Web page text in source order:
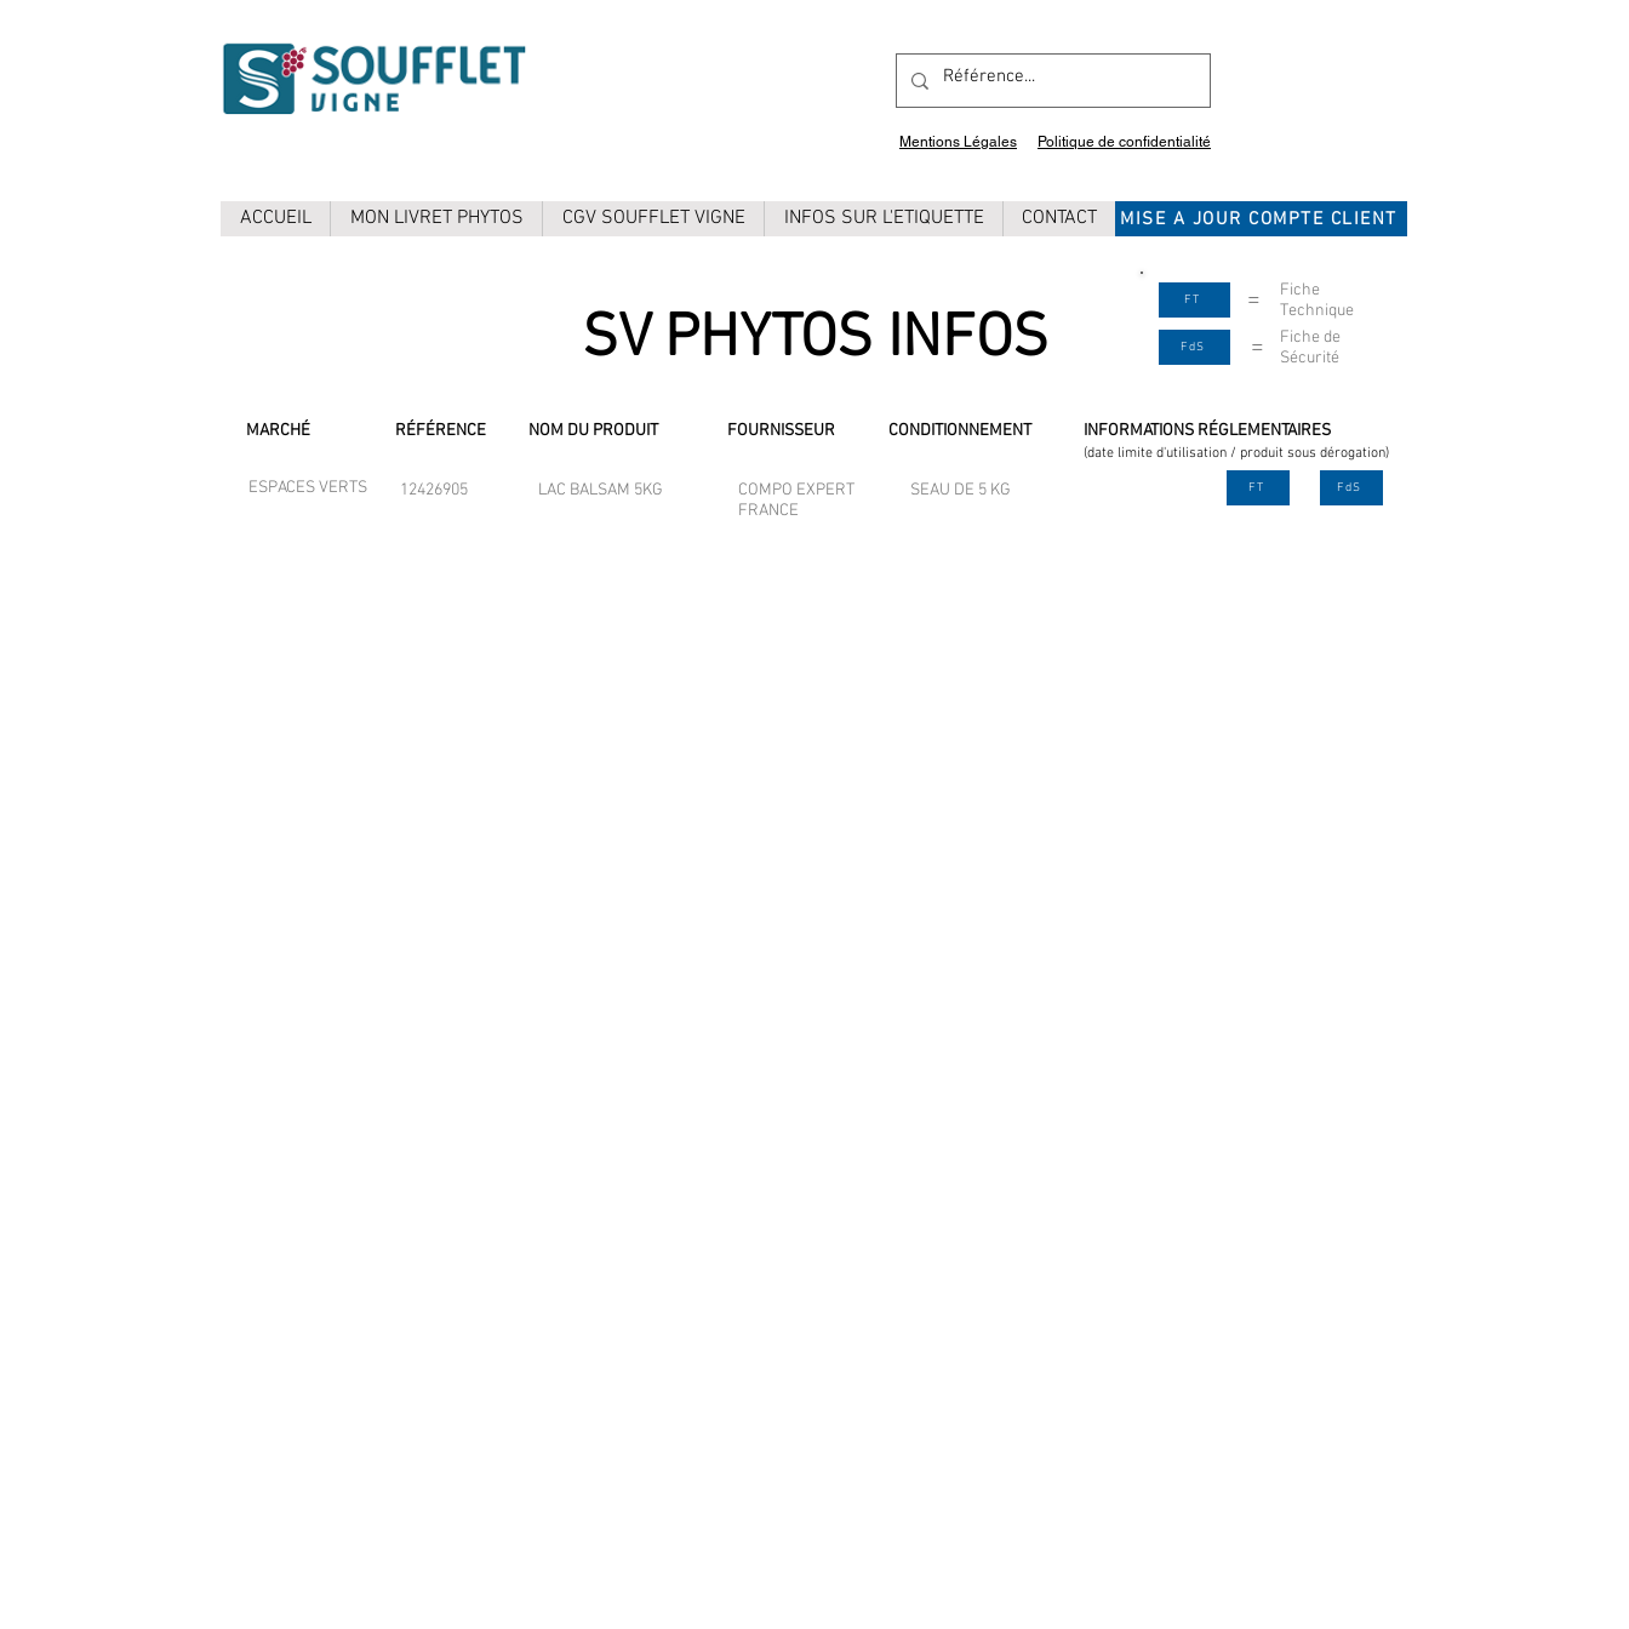
Mentions Légales Politique de confidentialité
ACCUEIL MON LIVRET PHYTOS CGV SOUFFLET VIGNE INFOS SUR L'ETIQUETTE CONTACT MISE A JOUR COMPTE CLIENT
SV PHYTOS INFOS
FT =
Fiche
Technique
FdS =
Fiche de
Sécurité
MARCHÉ RÉFÉRENCE NOM DU PRODUIT FOURNISSEUR CONDITIONNEMENT INFORMATIONS RÉGLEMENTAIRES
(date limite d'utilisation / produit sous dérogation)
ESPACES VERTS 12426905 LAC BALSAM 5KG
COMPO EXPERT
FRANCE
SEAU DE 5 KG FT FdS